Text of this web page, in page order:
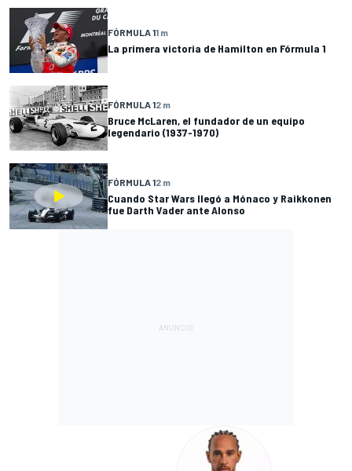
FÓRMULA 11 m
La primera victoria de Hamilton en Fórmula 1
FÓRMULA 12 m
Bruce McLaren, el fundador de un equipo
legendario (1937-1970)
FÓRMULA 12 m
Cuando Star Wars llegó a Mónaco y Raikkonen
fue Darth Vader ante Alonso